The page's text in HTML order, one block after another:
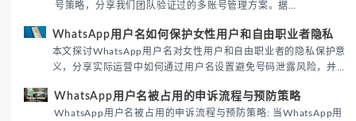
号策略，分享我们团队验证过的多账号管理方案。据
性直接影响转化率。
WhatsApp用户名如何保护女性用户和自由职业者隐私
本文探讨WhatsApp用户名对女性用户和自由职业者的隐私保护意
义，分享实际运营中如何通过用户名设置避免号码泄露风险，并提
已成为全球数字沟通的首要考量。
WhatsApp用户名被占用的申诉流程与预防策略
WhatsApp用户名被占用的申诉流程与预防策略: 当WhatsApp用